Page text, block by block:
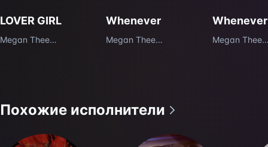
LOVER GIRL
Megan Thee
Whenever
Megan Thee
Whenever
Megan Thee
Похожие исполнители